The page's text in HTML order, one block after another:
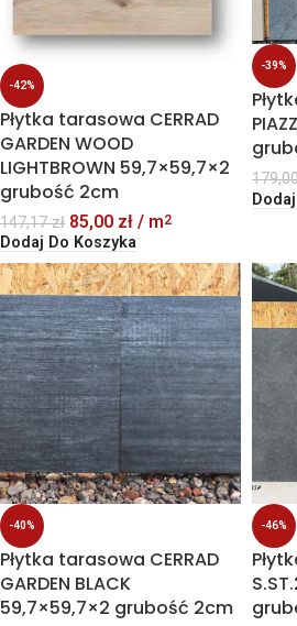
-42%
Płytka tarasowa CERRAD
GARDEN WOOD
LIGHTBROWN 59,7×59,7×2
grubość 2cm
147,17zł 85,00 zł / m2
Dodaj Do Koszyka
-39%
-40%
Płytka tarasowa CERRAD
GARDEN BLACK
59,7×59,7×2 grubość 2cm
-46%